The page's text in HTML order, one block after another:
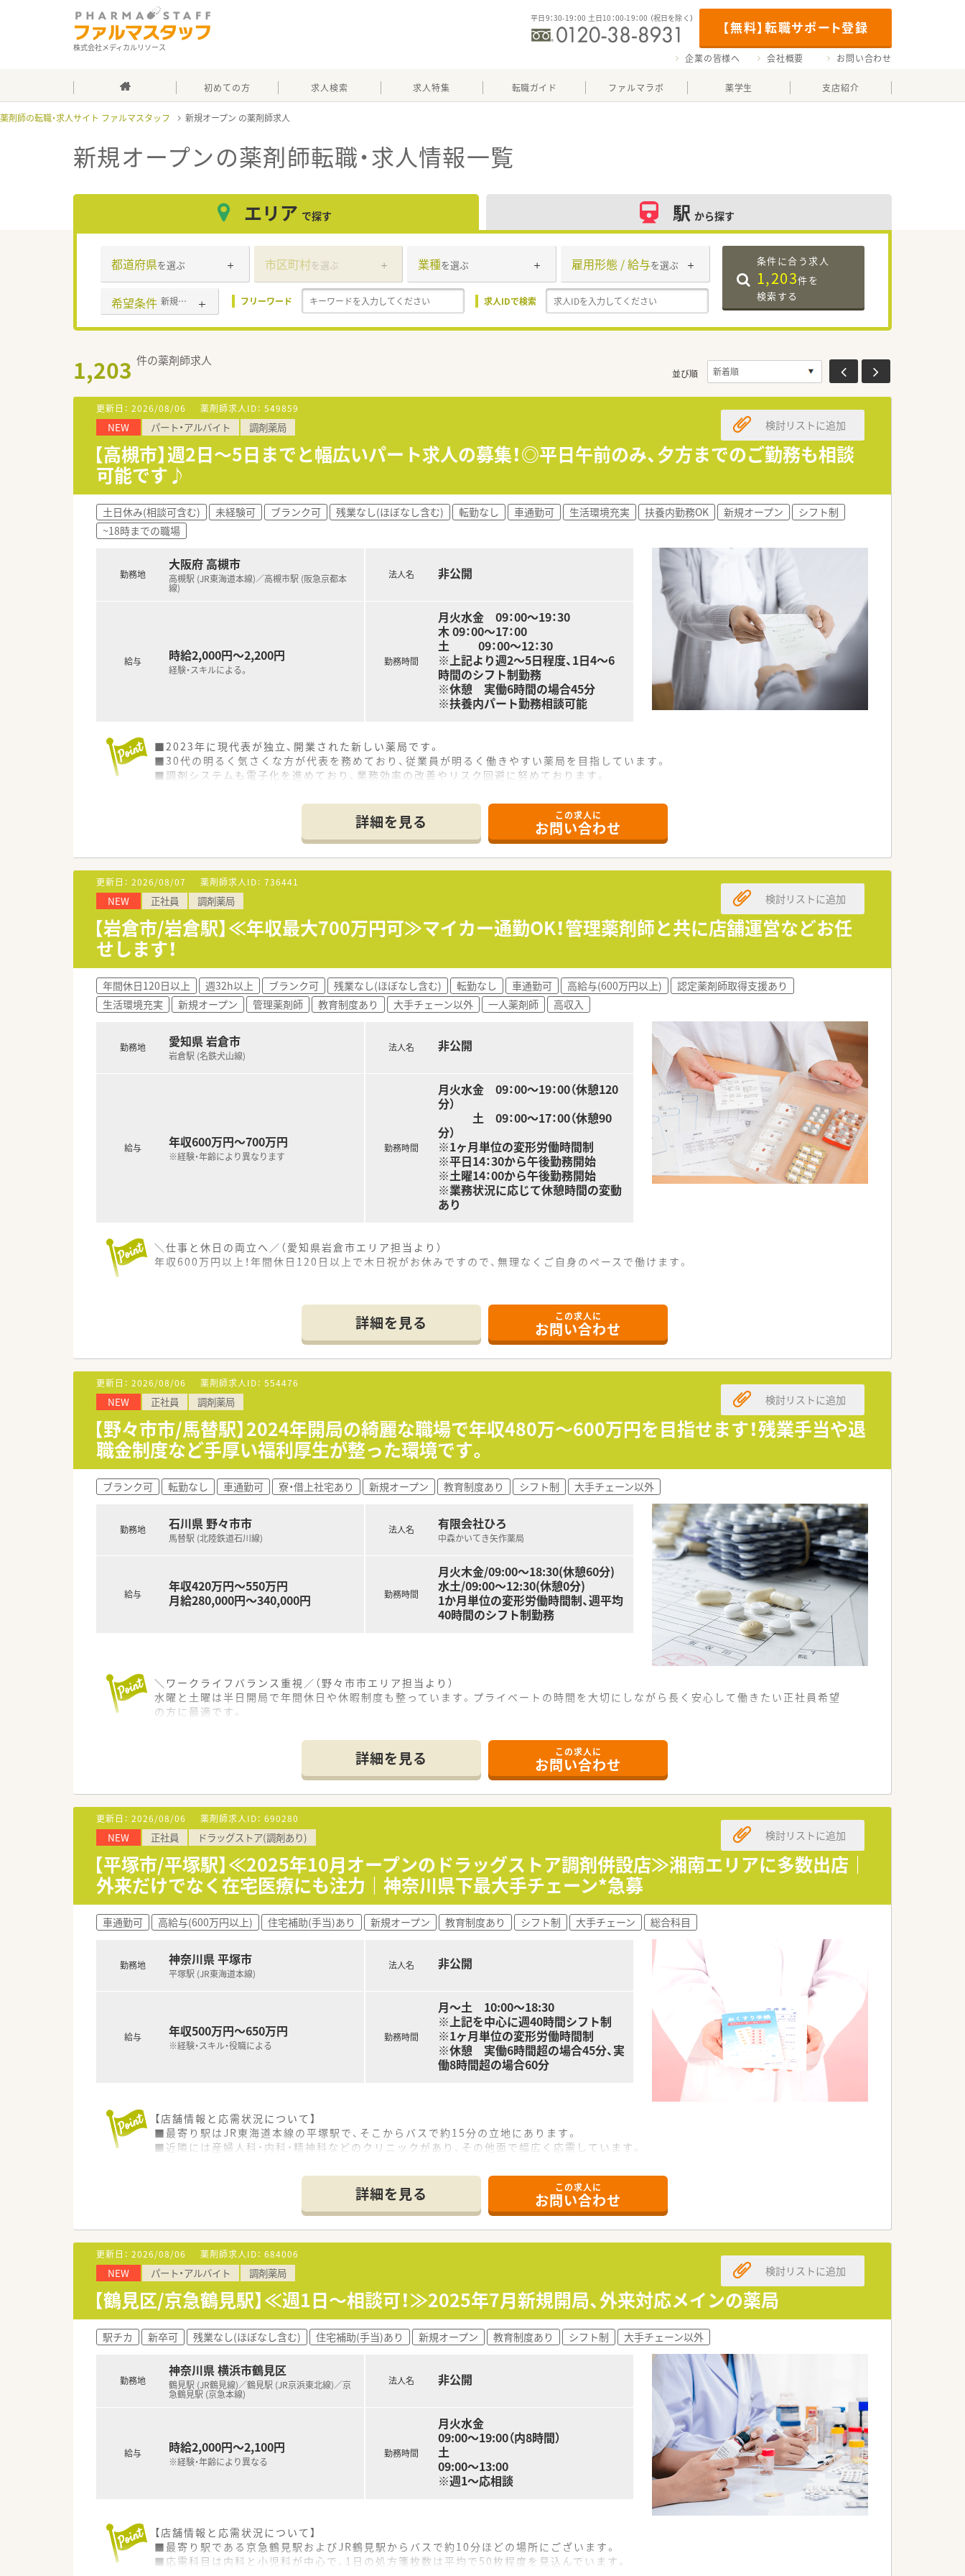
株式会社メディカルリソース
【無料】転職サポート登録
平日9：30-19：00 土日10：00-19：00 （祝日を除く）
企業の皆様へ 会社概要 お問い合わせ
初めての方 求人検索 求人特集 転職ガイド ファルマラボ 薬学生 支店紹介
薬剤師の転職・求人サイト ファルマスタッフ 新規オープン
新規オープンの薬剤師転職・求人情報一覧
エリア で探す 駅 から探す
都道府県を選ぶ 市区町村を選ぶ 業種を選ぶ 雇用形態 / 給与を選ぶ
希望条件 新規オープン フリーワード 求人IDで検索
条件に合う求人
1,203件を
検索する
1,203 件の薬剤師求人
並び順
更新日： 2026/08/06 薬剤師求人ID： 549859
NEW パート・アルバイト 調剤薬局
【高槻市】週2日～5日までと幅広いパート求人の募集！◎平日午前のみ、夕方までのご勤務も相談
可能です♪
検討リストに追加
土日休み(相談可含む) 未経験可 ブランク可 残業なし(ほぼなし含む) 転勤なし 車通勤可 生活環境充実 扶養内勤務OK 新規オープン
シフト制
~18時までの職場
勤務地
大阪府 高槻市
高槻駅 (JR東海道本線)／高槻市駅 (阪急京都本
線)
給与 時給2,000円～2,200円
経験・スキルによる。
法人名 非公開
勤務時間
月火水金 09：00～19：30
木 09：00～17：00
土 09：00～12：30
※上記より週2～5日程度、1日4～6
時間のシフト制勤務
※休憩 実働6時間の場合45分
※扶養内パート勤務相談可能
■2023年に現代表が独立、開業された新しい薬局です。
■30代の明るく気さくな方が代表を務めており、従業員が明るく働きやすい薬局を目指しています。
■調剤システムも電子化を進めており、業務効率の改善やリスク回避に努めております。
■個人在宅は4名程度、施設在宅は現在行っておらず、業務は外来患者様の対応がメインとなっております。
ただ在宅業務に興味のある方は、一緒に取り組むこともできます。
詳細を見る この求人に
お問い合わせ
更新日： 2026/08/07 薬剤師求人ID： 736441
NEW 正社員 調剤薬局
【岩倉市/岩倉駅】≪年収最大700万円可≫マイカー通勤OK！管理薬剤師と共に店舗運営などお任
せします！
検討リストに追加
年間休日120日以上 週32h以上 ブランク可 残業なし(ほぼなし含む) 転勤なし 車通勤可 高給与(600万円以上)
認定薬剤師取得支援あり
生活環境充実
新規オープン 管理薬剤師 教育制度あり 大手チェーン以外 一人薬剤師 高収入
勤務地 愛知県 岩倉市
岩倉駅 (名鉄犬山線)
給与 年収600万円～700万円
※経験・年齢により異なります
法人名 非公開
勤務時間
月火水金 09：00～19：00（休憩120
分）
土 09：00～17：00（休憩90
分）
※1ヶ月単位の変形労働時間制
※平日14：30から午後勤務開始
※土曜14：00から午後勤務開始
※業務状況に応じて休憩時間の変動
あり
＼仕事と休日の両立へ／（愛知県岩倉市エリア担当より）
年収600万円以上！年間休日120日以上で木日祝がお休みですので、無理なくご自身のペースで働けます。
■最寄り駅の岩倉駅から車で5分ほどの距離に位置しており、車通勤も可能なため快適に通うことができる環境です。
■小児科をメインに応需しており、処方箋枚数は閑散期で1日50枚、繁忙期で1日100枚程度を想定しています。
■薬剤師1名、事務員2名の体制で、少人数ながらも和気藹々とした雰囲気の中で協力し合いながら業務を進めます。
【求人情報について】
■年収は600万円から700万円を想定しており、これまでのご経験や年齢をしっかりと考慮して決定される予定です。
■週休2日制で木曜、日曜、祝日が休日となり、年間休日120日以上とプライベートの時間を十分に確保できます。
■在宅対応の予定はなく、外来業務に集中できる環境です。
【想定されるキャリアイメージ】
■店舗の運営に関するシフト管理や経営数字の管理などを通じて、マネジメントスキルを実践的に磨くことが可能です。
■在宅医療の新規開拓や多職種連携を経験することで、今後の地域医療に不可欠な専門性をしっかりと身につけられます。
■認定薬剤師の取得費用負担や研修参加の業務扱いなど、会社からの手厚い支援を受けてスキルアップを実現できます。
詳細を見る この求人に
お問い合わせ
更新日： 2026/08/06 薬剤師求人ID： 554476
NEW 正社員 調剤薬局
【野々市市/馬替駅】2024年開局の綺麗な職場で年収480万〜600万円を目指せます！残業手当や退
職金制度など手厚い福利厚生が整った環境です。
検討リストに追加
ブランク可 転勤なし 車通勤可 寮・借上社宅あり 新規オープン 教育制度あり シフト制 大手チェーン以外
勤務地 石川県 野々市市
馬替駅 (北陸鉄道石川線)
給与
年収420万円～550万円
月給280,000円～340,000円
法人名 有限会社ひろ
中森かいてき矢作薬局
勤務時間
月火木金/09:00～18:30(休憩60分)
水土/09:00～12:30(休憩0分)
1か月単位の変形労働時間制、週平均
40時間のシフト制勤務
＼ワークライフバランス重視／（野々市市エリア担当より）
水曜と土曜は半日開局で年間休日や休暇制度も整っています。プライベートの時間を大切にしながら長く安心して働きたい正社員希望
の方に最適です。
■馬替駅から車で5分の立地に位置しており、公共交通機関でも自家用車でもスムーズに通いやすい環境が整っています。
■循環器科や内科をはじめ消化器科や整形外科など複数の科目を応需し、1日あたり20〜30枚程度に対応しています。
■店舗には薬剤師が5名と事務員が数名在籍しており、落ち着いた環境でしっかりと業務に取り組むことができます。
【募集背景と求める人物像について】
■2024年に開設された比較的新しい店舗であり、今後の更なる業務拡大と体制強化を目指して新しい仲間を募集します。
■患者様に対して思いやりの心を持って丁寧に対応でき、チームワークを大切にしながら働ける方を求めています。
■医療に対する深い関心を持ち、調剤スキルの向上や新しい知識の習得に意欲的に取り組める姿勢を高く評価します。
【法人特徴について】
■石川県内に9店舗の調剤薬局を展開しており、介護施設や有料老人ホームの運営など多角的な事業を進めています。
■施設や居宅への在宅医療に注力しており、地域住民に寄り添い快適に過ごせる環境づくりを追求している法人です。
■若手からベテランまで幅広い年代が活気を持って活躍しており、離職率が非常に低い点も大きな魅力となっています。
詳細を見る この求人に
お問い合わせ
更新日： 2026/08/06 薬剤師求人ID： 690280
NEW 正社員 ドラッグストア(調剤あり)
【平塚市/平塚駅】≪2025年10月オープンのドラッグストア調剤併設店≫湘南エリアに多数出店｜
外来だけでなく在宅医療にも注力｜神奈川県下最大手チェーン*急募
検討リストに追加
車通勤可 高給与(600万円以上) 住宅補助(手当)あり 新規オープン 教育制度あり シフト制 大手チェーン 総合科目
勤務地 神奈川県 平塚市
平塚駅 (JR東海道本線)
給与 年収500万円～650万円
※経験・スキル・役職による
法人名 非公開
勤務時間
月～土 10:00～18:30
※上記を中心に週40時間シフト制
※1ヶ月単位の変形労働時間制
※休憩 実働6時間超の場合45分、実
働8時間超の場合60分
【店舗情報と応需状況について】
■最寄り駅はJR東海道本線の平塚駅で、そこからバスで約15分の立地にあります。
■近隣には産婦人科・内科・精神科などのクリニックがあり、その他面で幅広く応需しています。
■ドラッグストア調剤併設店で、薬局の開局時間は10時～18時30分までです。
■湘南エリアでドラッグストアの調剤併設化や新規開局を進めており、体制強化のため薬剤師を積極採用しています。
■薬局経験が2年以上、または病院経験が3年以上ある方を募集しています。
■患者様に対して謙虚で素直、かつホスピタリティを持って明るく応対できる方を歓迎します。
【法人特徴について】
■神奈川県を中心に関東・東海地方に展開する大手ドラッグストアチェーン
■提示給与の他に初年度年間60万円（月5万円）の住宅補助制度があるなど高年収を目指せます（※規定あり）
■年間休日117日＋有休消化率平均14日程度（2022年度実績）
■在宅医療にも注力しており、ドラッグストアながら地域内に在宅専門店も出店しています
詳細を見る この求人に
お問い合わせ
更新日： 2026/08/06 薬剤師求人ID： 684006
NEW パート・アルバイト 調剤薬局
【鶴見区/京急鶴見駅】≪週1日～相談可！≫2025年7月新規開局、外来対応メインの薬局
検討リストに追加
駅チカ 新卒可 残業なし(ほぼなし含む) 住宅補助(手当)あり 新規オープン 教育制度あり シフト制 大手チェーン以外
勤務地
神奈川県 横浜市鶴見区
鶴見駅 (JR鶴見線)／鶴見駅 (JR京浜東北線)／京
急鶴見駅 (京急本線)
給与 時給2,000円～2,100円
※経験・年齢により異なる
法人名 非公開
勤務時間
月火水金
09:00～19:00（内8時間）
土
09:00～13:00
※週1～応相談
【店舗情報と応需状況について】
■最寄り駅である京急鶴見駅およびJR鶴見駅からバスで約10分ほどの場所にございます。
■応需科目は内科と小児科が中心で、1日の処方箋枚数は平均で50枚程度を見込んでいます。